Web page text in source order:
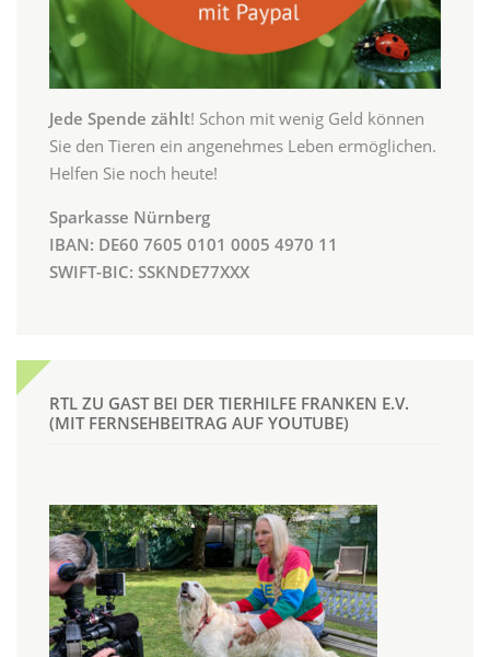
Jede Spende zählt! Schon mit wenig Geld können
Sie den Tieren ein angenehmes Leben ermöglichen.
Helfen Sie noch heute!
Sparkasse Nürnberg
IBAN: DE60 7605 0101 0005 4970 11
SWIFT-BIC: SSKNDE77XXX
RTL ZU GAST BEI DER TIERHILFE FRANKEN E.V.
(MIT FERNSEHBEITRAG AUF YOUTUBE)